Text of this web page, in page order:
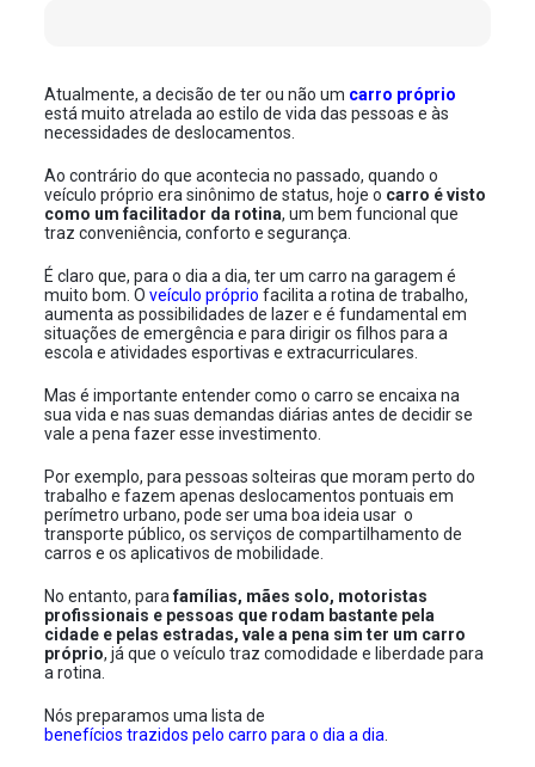
Atualmente, a decisão de ter ou não um carro próprio
está muito atrelada ao estilo de vida das pessoas e às
necessidades de deslocamentos.
Ao contrário do que acontecia no passado, quando o
veículo próprio era sinônimo de status, hoje o carro é visto
como um facilitador da rotina, um bem funcional que
traz conveniência, conforto e segurança.
É claro que, para o dia a dia, ter um carro na garagem é
muito bom. Oveículo próprio facilita a rotina de trabalho,
aumenta as possibilidades de lazer e é fundamental em
situações de emergência e para dirigir os filhos para a
escola e atividades esportivas e extracurriculares.
Mas é importante entender como o carro se encaixa na
sua vida e nas suas demandas diárias antes de decidir se
vale a pena fazer esse investimento.
Por exemplo, para pessoas solteiras que moram perto do
trabalho e fazem apenas deslocamentos pontuais em
perímetro urbano, pode ser uma boa ideia usar o
transporte público, os serviços de compartilhamento de
carros e os aplicativos de mobilidade.
No entanto, parafamílias, mães solo, motoristas
profissionais e pessoas que rodam bastante pela
cidade e pelas estradas, vale a pena sim ter um carro
próprio, já que o veículo traz comodidade e liberdade para
a rotina.
Nós preparamos uma lista de
benefícios trazidos pelo carro para o dia a dia